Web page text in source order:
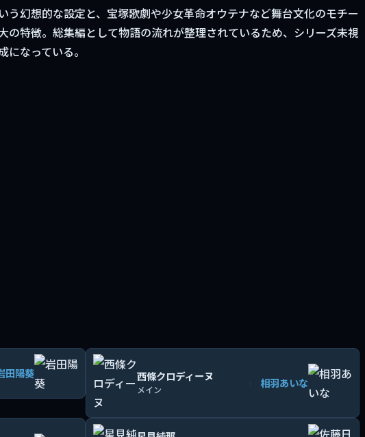
う幻想的な設定と、宝塚歌劇や少女革命オウテナなど舞台文化のモチー
の特徴。総集編として物語の流れが整理されているため、シリーズ未視
なっている。
田陽葵 西條クロディーヌ
メイン
› 相羽あいな